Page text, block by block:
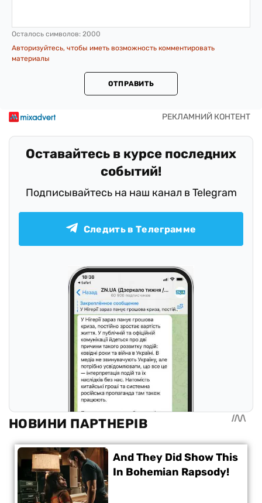
Осталось символов: 2000
Авторизуйтесь, чтобы иметь возможность комментировать
материалы
ОТПРАВИТЬ
Оставайтесь в курсе последних
событий!
Подписывайтесь на наш канал в Telegram
Следить в Телеграмме